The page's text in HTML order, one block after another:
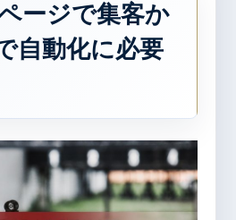
ージで集客か
自動化に必要